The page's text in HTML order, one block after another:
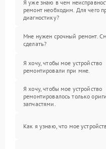
Я уже знаю в чем
ремонт необходим. Для чего
диагностику?
Мне нужен срочный ремонт.
сделать?
Я хочу, чтобы мое устройство
ремонтировали при мне.
Я хочу, чтобы мое устройство
ремонтировалось только
запчастями.
Как я узнаю, что мое